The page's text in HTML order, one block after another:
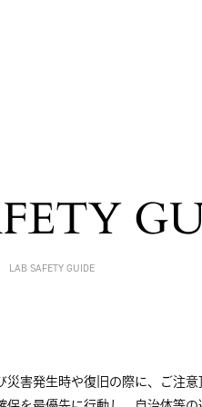
LAB SAFETY GUIDE
災害発生時や復旧の際に、ご注意